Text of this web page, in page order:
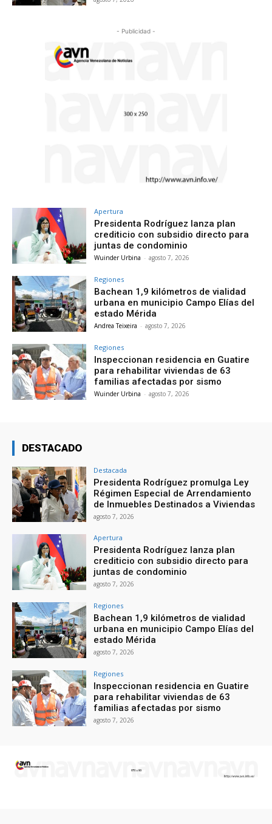
- Publicidad -
Apertura
Presidenta Rodríguez lanza plan
crediticio con subsidio directo para
juntas de condominio
Wuinder Urbina - agosto 7, 2026
Regiones
Bachean 1,9 kilómetros de vialidad
urbana en municipio Campo Elías del
estado Mérida
Andrea Teixeira - agosto 7, 2026
Regiones
Inspeccionan residencia en Guatire
para rehabilitar viviendas de 63
familias afectadas por sismo
Wuinder Urbina - agosto 7, 2026
DESTACADO
Destacada
Presidenta Rodríguez promulga Ley
Régimen Especial de Arrendamiento
de Inmuebles Destinados a Viviendas
agosto 7, 2026
Apertura
Presidenta Rodríguez lanza plan
crediticio con subsidio directo para
juntas de condominio
agosto 7, 2026
Regiones
Bachean 1,9 kilómetros de vialidad
urbana en municipio Campo Elías del
estado Mérida
agosto 7, 2026
Regiones
Inspeccionan residencia en Guatire
para rehabilitar viviendas de 63
familias afectadas por sismo
agosto 7, 2026